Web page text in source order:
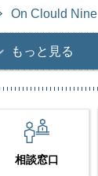
On Clould Nine
もっと見る
相談窓口